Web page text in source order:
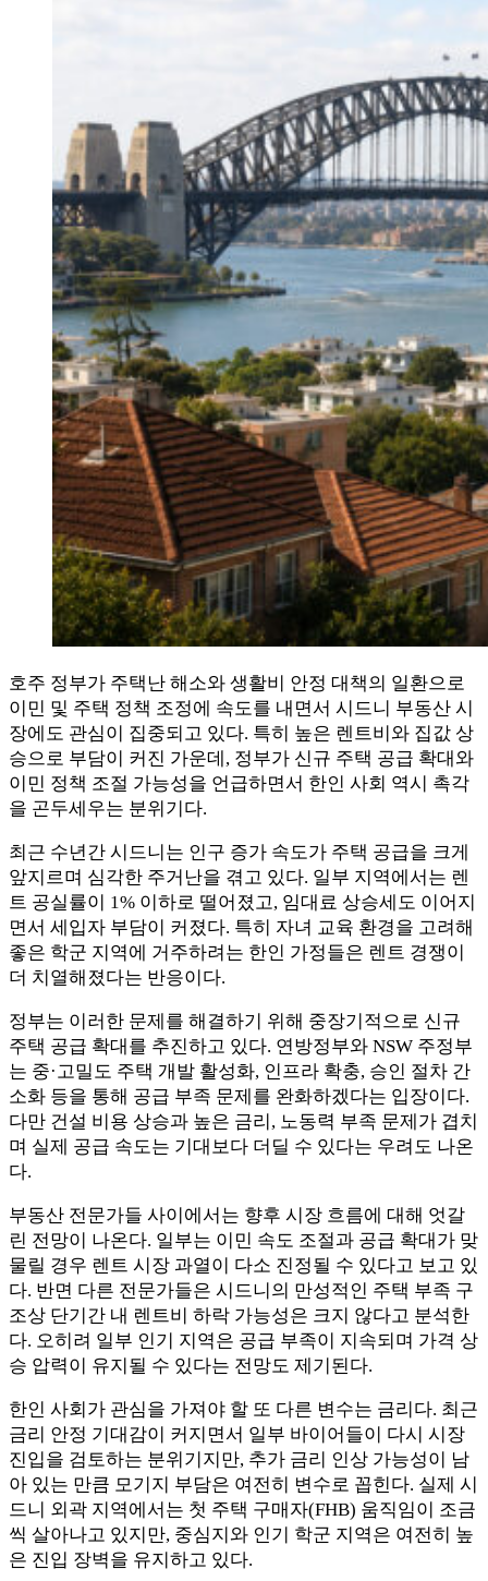
호주 정부가 주택난 해소와 생활비 안정 대책의 일환으로
이민 및 주택 정책 조정에 속도를 내면서 시드니 부동산 시
장에도 관심이 집중되고 있다. 특히 높은 렌트비와 집값 상
승으로 부담이 커진 가운데, 정부가 신규 주택 공급 확대와
이민 정책 조절 가능성을 언급하면서 한인 사회 역시 촉각
을 곤두세우는 분위기다.
최근 수년간 시드니는 인구 증가 속도가 주택 공급을 크게
앞지르며 심각한 주거난을 겪고 있다. 일부 지역에서는 렌
트 공실률이 1% 이하로 떨어졌고, 임대료 상승세도 이어지
면서 세입자 부담이 커졌다. 특히 자녀 교육 환경을 고려해
좋은 학군 지역에 거주하려는 한인 가정들은 렌트 경쟁이
더 치열해졌다는 반응이다.
정부는 이러한 문제를 해결하기 위해 중장기적으로 신규
주택 공급 확대를 추진하고 있다. 연방정부와 NSW 주정부
는 중·고밀도 주택 개발 활성화, 인프라 확충, 승인 절차 간
소화 등을 통해 공급 부족 문제를 완화하겠다는 입장이다.
다만 건설 비용 상승과 높은 금리, 노동력 부족 문제가 겹치
며 실제 공급 속도는 기대보다 더딜 수 있다는 우려도 나온
다.
부동산 전문가들 사이에서는 향후 시장 흐름에 대해 엇갈
린 전망이 나온다. 일부는 이민 속도 조절과 공급 확대가 맞
물릴 경우 렌트 시장 과열이 다소 진정될 수 있다고 보고 있
다. 반면 다른 전문가들은 시드니의 만성적인 주택 부족 구
조상 단기간 내 렌트비 하락 가능성은 크지 않다고 분석한
다. 오히려 일부 인기 지역은 공급 부족이 지속되며 가격 상
승 압력이 유지될 수 있다는 전망도 제기된다.
한인 사회가 관심을 가져야 할 또 다른 변수는 금리다. 최근
금리 안정 기대감이 커지면서 일부 바이어들이 다시 시장
진입을 검토하는 분위기지만, 추가 금리 인상 가능성이 남
아 있는 만큼 모기지 부담은 여전히 변수로 꼽힌다. 실제 시
드니 외곽 지역에서는 첫 주택 구매자(FHB) 움직임이 조금
씩 살아나고 있지만, 중심지와 인기 학군 지역은 여전히 높
은 진입 장벽을 유지하고 있다.